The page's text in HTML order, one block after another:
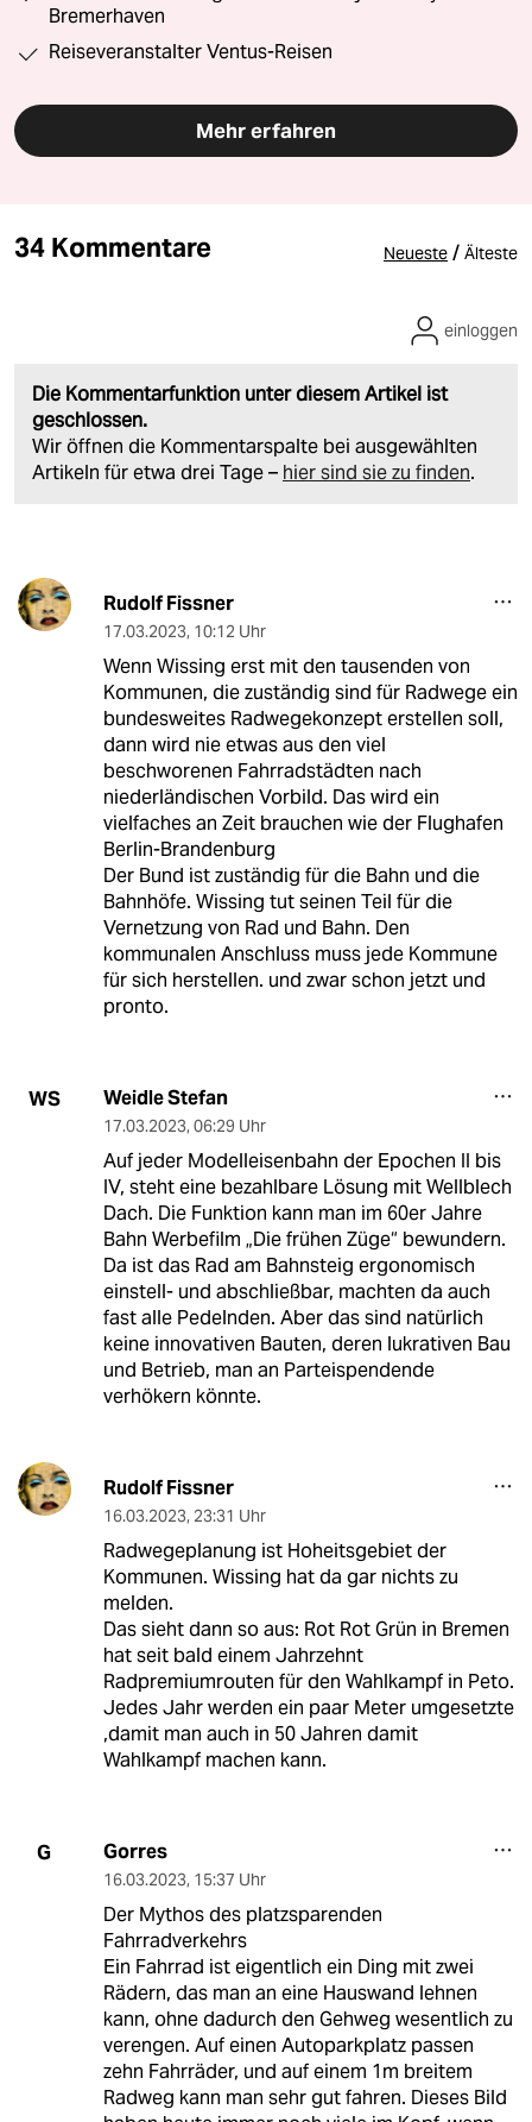
Bremerhaven
Reiseveranstalter Ventus-Reisen
Mehr erfahren
34 Kommentare Neueste / Älteste
Die Kommentarfunktion unter diesem Artikel ist
geschlossen.
Wir öffnen die Kommentarspalte bei ausgewählten
Artikeln für etwa drei Tage – hier sind sie zu finden.
einloggen
Rudolf Fissner
17.03.2023, 10:12 Uhr
Wenn Wissing erst mit den tausenden von
Kommunen, die zuständig sind für Radwege ein
bundesweites Radwegekonzept erstellen soll,
dann wird nie etwas aus den viel
beschworenen Fahrradstädten nach
niederländischen Vorbild. Das wird ein
vielfaches an Zeit brauchen wie der Flughafen
Berlin-Brandenburg
Der Bund ist zuständig für die Bahn und die
Bahnhöfe. Wissing tut seinen Teil für die
Vernetzung von Rad und Bahn. Den
kommunalen Anschluss muss jede Kommune
für sich herstellen. und zwar schon jetzt und
pronto.
WS Weidle Stefan
17.03.2023, 06:29 Uhr
Auf jeder Modelleisenbahn der Epochen II bis
IV, steht eine bezahlbare Lösung mit Wellblech
Dach. Die Funktion kann man im 60er Jahre
Bahn Werbefilm „Die frühen Züge“ bewundern.
Da ist das Rad am Bahnsteig ergonomisch
einstell- und abschließbar, machten da auch
fast alle Pedelnden. Aber das sind natürlich
keine innovativen Bauten, deren lukrativen Bau
und Betrieb, man an Parteispendende
verhökern könnte.
Rudolf Fissner
16.03.2023, 23:31 Uhr
Radwegeplanung ist Hoheitsgebiet der
Kommunen. Wissing hat da gar nichts zu
melden.
Das sieht dann so aus: Rot Rot Grün in Bremen
hat seit bald einem Jahrzehnt
Radpremiumrouten für den Wahlkampf in Peto.
Jedes Jahr werden ein paar Meter umgesetzte
,damit man auch in 50 Jahren damit
Wahlkampf machen kann.
G Gorres
16.03.2023, 15:37 Uhr
Der Mythos des platzsparenden
Fahrradverkehrs
Ein Fahrrad ist eigentlich ein Ding mit zwei
Rädern, das man an eine Hauswand lehnen
kann, ohne dadurch den Gehweg wesentlich zu
verengen. Auf einen Autoparkplatz passen
zehn Fahrräder, und auf einem 1m breitem
Radweg kann man sehr gut fahren. Dieses Bild